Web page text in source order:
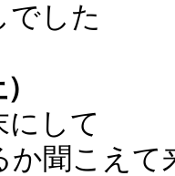
でした
にして
か聞こえて